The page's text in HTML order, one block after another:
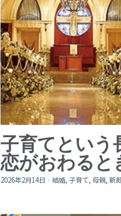
子育てという
恋がおわると
2026年2月14日 · 結婚, 子育て, 母親, 新